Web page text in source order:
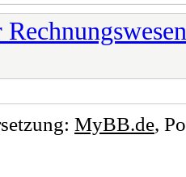
MyBB.de,